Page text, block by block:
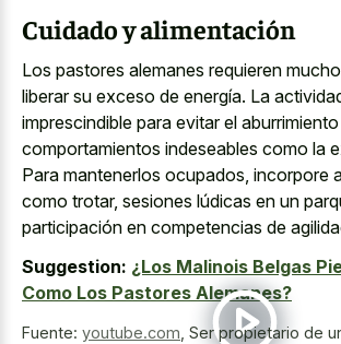
Cuidado y alimentación
Los pastores alemanes requieren
liberar su exceso de energía. La
imprescindible para evitar el
comportamientos indeseables como la
Para mantenerlos ocupados, incorpore
como trotar, sesiones lúdicas en un
participación en competencias de
Suggestion: ¿Los Malinois Belgas
Como Los Pastores Alemanes?
Fuente: youtube.com Ser propietario de